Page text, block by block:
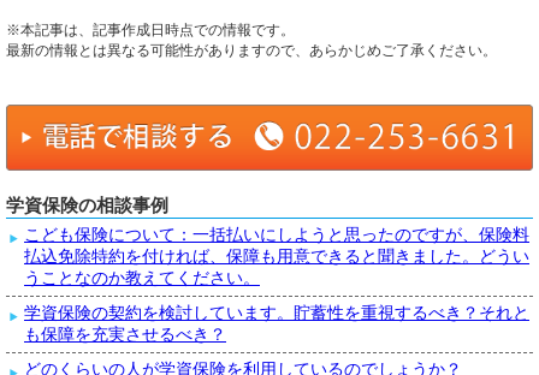
※本記事は、記事作成日時点での情報です。
最新の情報とは異なる可能性がありますので、あらかじめご了承ください。
学資保険の相談事例
こども保険について：一括払いにしようと思ったのですが、保険料
払込免除特約を付ければ、保障も用意できると聞きました。どうい
うことなのか教えてください。
学資保険の契約を検討しています。貯蓄性を重視するべき？それと
も保障を充実させるべき？
どのくらいの人が学資保険を利用しているのでしょうか？